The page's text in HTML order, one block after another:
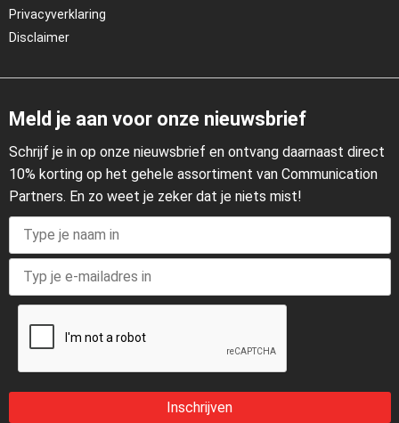
Privacyverklaring
Disclaimer
Meld je aan voor onze nieuwsbrief
Schrijf je in op onze nieuwsbrief en ontvang daarnaast direct
10% korting op het gehele assortiment van Communication
Partners. En zo weet je zeker dat je niets mist!
Inschrijven